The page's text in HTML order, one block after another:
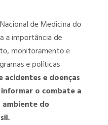
de Medicina do
a importância de
monitoramento e
e políticas
acidentes e doenças
o combate a
do